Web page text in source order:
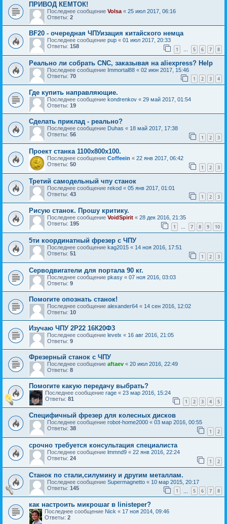
ПРИВОД КЕМТОК!
Последнее сообщение Volsa « 25 июл 2017, 06:16
Ответы: 2
BF20 - очередная ЧПУизация китайского немца
Последнее сообщение pup « 01 июл 2017, 20:33
Ответы: 158 1 … 5 6 7 8
Реально ли собрать CNC, заказывая на aliexpress? Help
Последнее сообщение Immortal88 « 02 июн 2017, 15:46
Ответы: 70 1 2 3 4
Где купить направляющие.
Последнее сообщение kondrenkov « 29 май 2017, 01:54
Ответы: 19
Сделать приклад - реально?
Последнее сообщение Duhas « 18 май 2017, 17:38
Ответы: 56 1 2 3
Проект станка 1100х800х100.
Последнее сообщение Coffeein « 22 янв 2017, 06:42
Ответы: 50 1 2 3
Третий самодельный чпу станок
Последнее сообщение rekod « 05 янв 2017, 01:01
Ответы: 43 1 2 3
Рисую станок. Прошу критику.
Последнее сообщение VoidSpirit « 28 дек 2016, 21:35
Ответы: 195 1 … 7 8 9 10
5ти координатный фрезер с ЧПУ
Последнее сообщение kag2015 « 14 ноя 2016, 17:51
Ответы: 51 1 2 3
Серводвигатели для портала 90 кг.
Последнее сообщение pkasy « 07 ноя 2016, 03:03
Ответы: 9
Помогите опознать станок!
Последнее сообщение alexander64 « 14 сен 2016, 12:02
Ответы: 10
Изучаю ЧПУ 2Р22 16К20Ф3
Последнее сообщение levelx « 16 авг 2016, 21:05
Ответы: 9
Фрезерный станок с ЧПУ
Последнее сообщение aftaev « 20 июл 2016, 22:49
Ответы: 8
Помогите какую передачу выбрать?
Последнее сообщение rage « 23 мар 2016, 15:24
Ответы: 81 1 2 3 4 5
Специфичный фрезер для колесных дисков
Последнее сообщение robot-home2000 « 03 мар 2016, 00:55
Ответы: 38 1 2
срочно требуется консультация специалиста
Последнее сообщение lmmnd9 « 22 янв 2016, 22:24
Ответы: 24 1 2
Станок по стали,силумину и другим металлам.
Последнее сообщение Supermagnetto « 10 мар 2015, 20:17
Ответы: 145 1 5 6 7 8
как настроить микрошаг в linisteper?
Последнее сообщение Nick « 17 ноя 2014, 09:46
Ответы: 2